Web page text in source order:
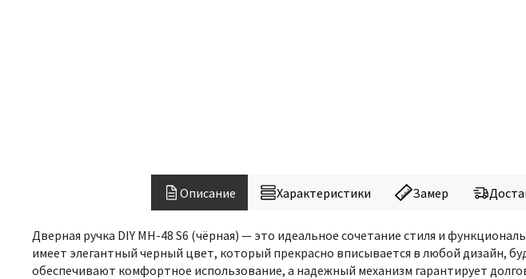
Описание Характеристики Замер
Дверная ручка DIY MH-48 S6 (чёрная) — это идеальное сочетание стиля и
имеет элегантный черный цвет, который прекрасно вписывается в любой дизайн,
обеспечивают комфортное использование, а надежный механизм гарантирует